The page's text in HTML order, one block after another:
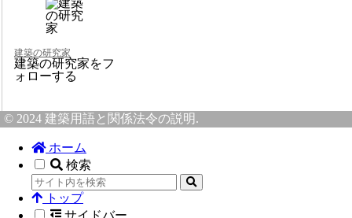
建築の研究家
建築の研究家をフ
ォローする
© 2024 建築用語と関係法令の説明.
ホーム
検索
トップ
サイドバー